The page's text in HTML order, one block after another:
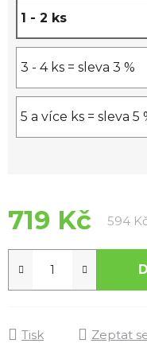
1 - 2 ks
3 - 4 ks = sleva 3 %
5 a více ks = sleva 5
719 Kč 594
Tisk Zeptat